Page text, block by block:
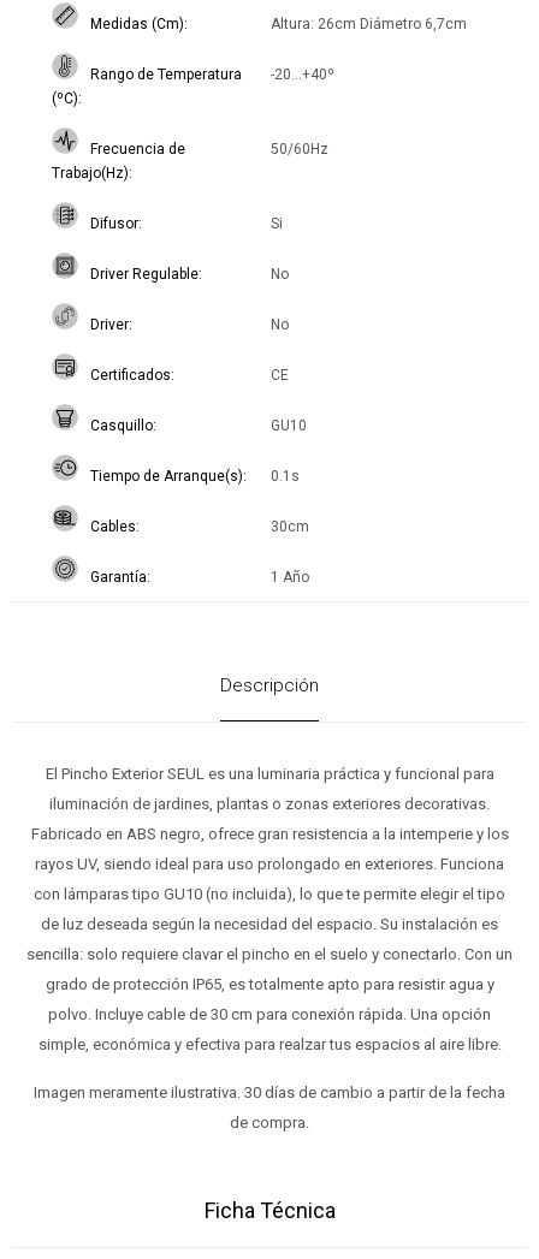
Medidas (Cm) Altura: 26cm Diámetro 6,7cm
Rango de Temperatura
(ºC)
-20...+40º
Frecuencia de
Trabajo(Hz)
50/60Hz
Difusor Si
Driver Regulable No
Driver No
Certificados CE
Casquillo GU10
Tiempo de Arranque(s) 0.1s
Cables 30cm
Garantía 1 Año
Descripción
El Pincho Exterior SEUL es una luminaria práctica y funcional para
iluminación de jardines, plantas o zonas exteriores decorativas.
Fabricado en ABS negro, ofrece gran resistencia a la intemperie y los
rayos UV, siendo ideal para uso prolongado en exteriores. Funciona
con lámparas tipo GU10 (no incluida), lo que te permite elegir el tipo
de luz deseada según la necesidad del espacio. Su instalación es
sencilla: solo requiere clavar el pincho en el suelo y conectarlo. Con un
grado de protección IP65, es totalmente apto para resistir agua y
polvo. Incluye cable de 30 cm para conexión rápida. Una opción
simple, económica y efectiva para realzar tus espacios al aire libre.
Imagen meramente ilustrativa. 30 días de cambio a partir de la fecha
de compra.
Ficha Técnica